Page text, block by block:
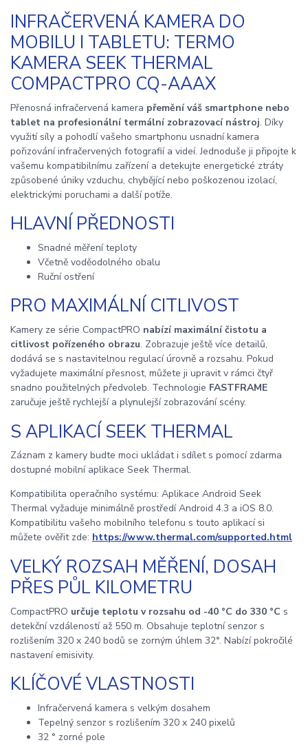
INFRAČERVENÁ KAMERA DO
MOBILU I TABLETU: TERMO
KAMERA SEEK THERMAL
COMPACTPRO CQ-AAAX
Přenosná infračervená kamera přemění váš smartphone nebo
tablet na profesionální termální zobrazovací nástroj. Díky
využití síly a pohodlí vašeho smartphonu usnadní kamera
pořizování infračervených fotografií a videí. Jednoduše ji připojte k
vašemu kompatibilnímu zařízení a detekujte energetické ztráty
způsobené úniky vzduchu, chybějící nebo poškozenou izolací,
elektrickými poruchami a další potíže.
HLAVNÍ PŘEDNOSTI
Snadné měření teploty
Včetně voděodolného obalu
Ruční ostření
PRO MAXIMÁLNÍ CITLIVOST
Kamery ze série CompactPRO nabízí maximální čistotu a
citlivost pořízeného obrazu. Zobrazuje ještě více detailů,
dodává se s nastavitelnou regulací úrovně a rozsahu. Pokud
vyžadujete maximální přesnost, můžete ji upravit v rámci čtyř
snadno použitelných předvoleb. Technologie FASTFRAME
zaručuje ještě rychlejší a plynulejší zobrazování scény.
S APLIKACÍ SEEK THERMAL
Záznam z kamery budte moci ukládat i sdílet s pomocí zdarma
dostupné mobilní aplikace Seek Thermal.
Kompatibilita operačního systému: Aplikace Android Seek
Thermal vyžaduje minimálně prostředí Android 4.3 a iOS 8.0.
Kompatibilitu vašeho mobilního telefonu s touto aplikací si
můžete ověřit zde: https://www.thermal.com/supported.html
VELKÝ ROZSAH MĚŘENÍ, DOSAH
PŘES PŮL KILOMETRU
CompactPRO určuje teplotu v rozsahu od -40 °C do 330 °C s
detekční vzdáleností až 550 m. Obsahuje teplotní senzor s
rozlišením 320 x 240 bodů se zorným úhlem 32°. Nabízí pokročilé
nastavení emisivity.
KLÍČOVÉ VLASTNOSTI
Infračervená kamera s velkým dosahem
Tepelný senzor s rozlišením 320 x 240 pixelů
32 ° zorné pole